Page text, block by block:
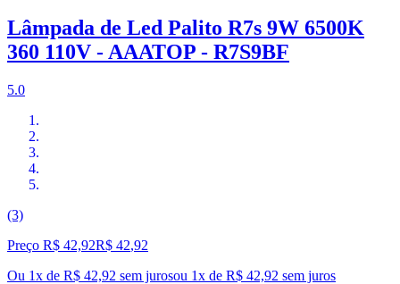
Lâmpada de Led Palito R7s 9W 6500K
360 110V - AAATOP - R7S9BF
5.0
(3)
Preço R$ 42,92R$ 42,92
Ou 1x de R$ 42,92 sem jurosou 1x de R$ 42,92 sem juros